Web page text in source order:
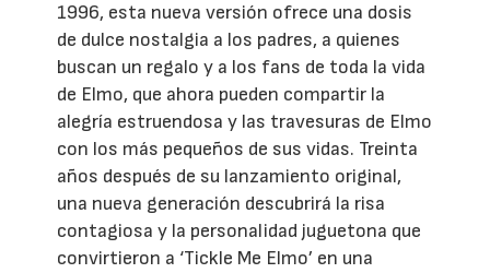
1996, esta nueva versión ofrece una dosis
de dulce nostalgia a los padres, a quienes
buscan un regalo y a los fans de toda la vida
de Elmo, que ahora pueden compartir la
alegría estruendosa y las travesuras de Elmo
con los más pequeños de sus vidas. Treinta
años después de su lanzamiento original,
una nueva generación descubrirá la risa
contagiosa y la personalidad juguetona que
convirtieron a ‘Tickle Me Elmo’ en una